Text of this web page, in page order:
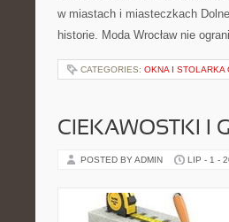
w miastach i miasteczkach
historie. Moda Wrocław nie
CATEGORIES: OKNA I STOLARKA
CIEKAWOSTKI I
POSTED BY ADMIN LIP - 1 -